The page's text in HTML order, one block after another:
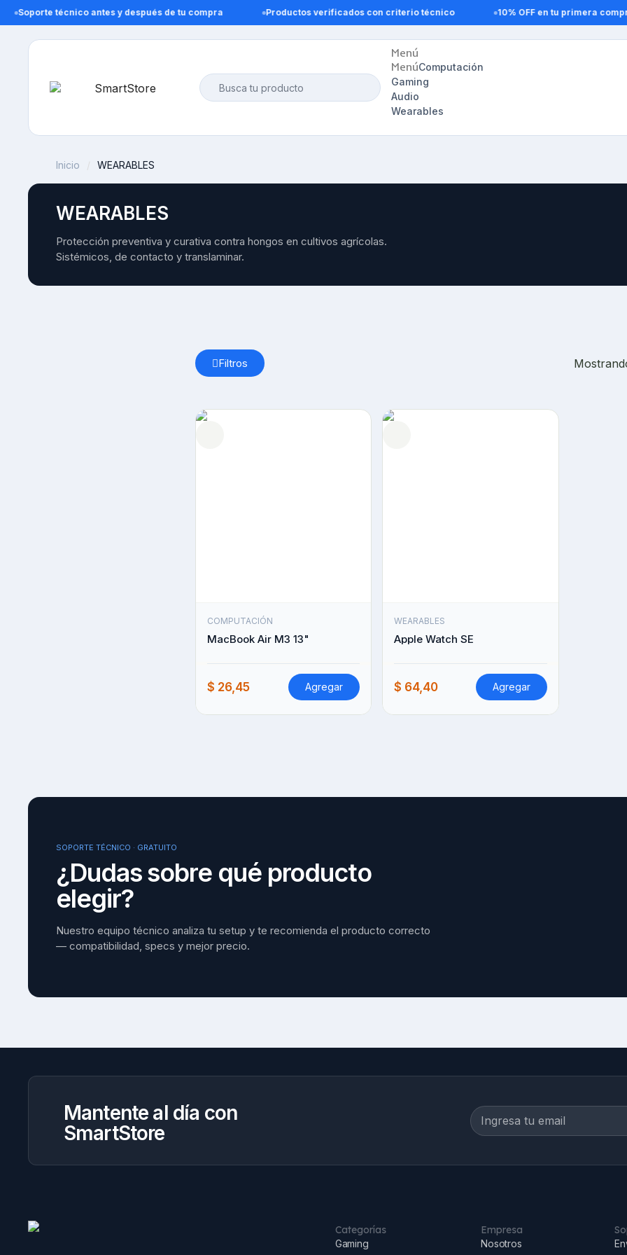
Soporte técnico antes y después de tu compra Productos verificados con criterio técnico 10% OFF en tu primera compra
Menú
MenúComputación
Gaming
Audio
Wearables
Inicio WEARABLES
WEARABLES
Protección preventiva y curativa contra hongos en cultivos agrícolas.
Sistémicos, de contacto y translaminar.
Filtros
COMPUTACIÓN
MacBook Air M3 13"
$ 26,45 Agregar
WEARABLES
Apple Watch SE
$ 64,40 Agregar
SOPORTE TÉCNICO · GRATUITO
¿Dudas sobre qué producto
elegir?
Nuestro equipo técnico analiza tu setup y te recomienda el producto correcto
— compatibilidad, specs y mejor precio.
Mantente al día con
SmartStore
Categorías
Gaming
Empresa
Nosotros